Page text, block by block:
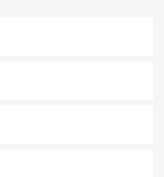
の風情を楽しめる外せないスポット